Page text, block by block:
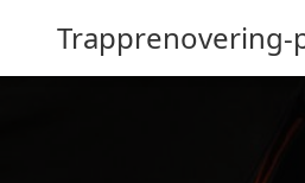
Trapprenovering-